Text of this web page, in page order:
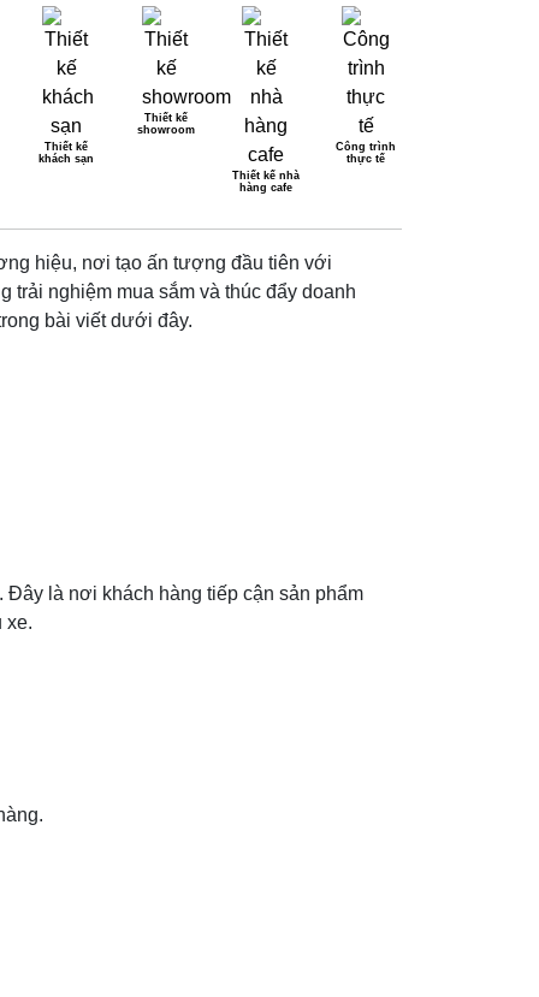
Thiết kế
khách sạn
Thiết kế
showroom
Thiết kế nhà
hàng cafe
Công trình
thực tế
hiệu, nơi tạo ấn tượng đầu tiên với
trải nghiệm mua sắm và thúc đẩy doanh
bài viết dưới đây.
là nơi khách hàng tiếp cận sản phẩm
xe.